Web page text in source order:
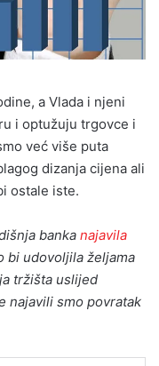
a Vlada i njeni
i optužuju trgovce i
već više puta
dizanja cijena ali
ostale iste.
banka najavila
bi udovoljila željama
tržišta uslijed
najavili smo povratak